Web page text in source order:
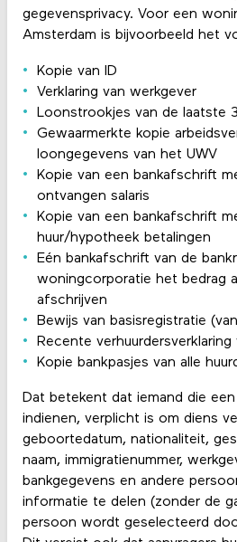
gegevensprivacy. Voor een
Amsterdam is bijvoorbeeld het
Kopie van ID
Verklaring van werkgever
Loonstrookjes van de laatste
Gewaarmerkte kopie
loongegevens van het UWV
Kopie van een bankafschrift
ontvangen salaris
Kopie van een bankafschrift
huur/hypotheek betalingen
Eén bankafschrift van de
woningcorporatie het bedrag
afschrijven
Bewijs van basisregistratie
Recente
Kopie bankpasjes van alle
Dat betekent dat iemand die
indienen, verplicht is om diens
geboortedatum, nationaliteit,
naam, immigratienummer,
bankgegevens en andere
informatie te delen (zonder de
persoon wordt geselecteerd